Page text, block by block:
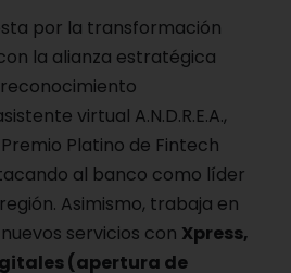
por la transformación
la alianza estratégica
virtual A.N.D.R.E.A.,
Platino de Fintech
al banco como líder
Asimismo, trabaja en
servicios con Xpress,
(apertura de